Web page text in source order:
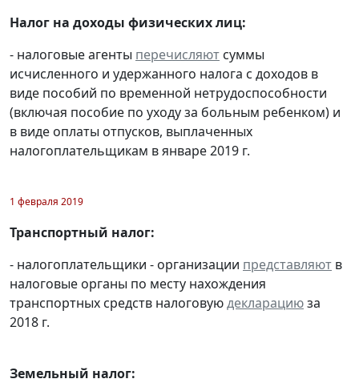
Налог на доходы физических лиц:
- налоговые агенты перечисляют суммы
исчисленного и удержанного налога с доходов в
виде пособий по временной нетрудоспособности
(включая пособие по уходу за больным ребенком) и
в виде оплаты отпусков, выплаченных
налогоплательщикам в январе 2019 г.
1 февраля 2019
Транспортный налог:
- налогоплательщики - организации представляют в
налоговые органы по месту нахождения
транспортных средств налоговуюдекларациюза
2018 г.
Земельный налог: